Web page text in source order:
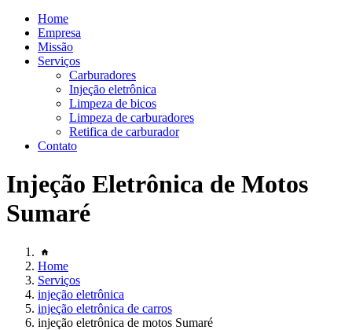
Home
Empresa
Missão
Serviços
Carburadores
Injeção eletrônica
Limpeza de bicos
Limpeza de carburadores
Retifica de carburador
Contato
Injeção Eletrônica de Motos
Sumaré
Home
Serviços
injeção eletrônica
injeção eletrônica de carros
injeção eletrônica de motos Sumaré